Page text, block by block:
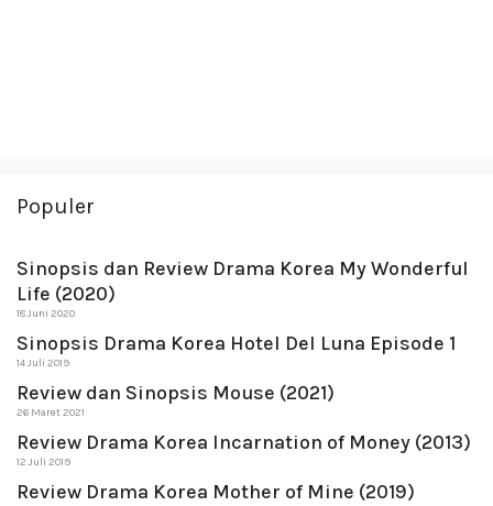
Populer
Sinopsis dan Review Drama Korea My Wonderful
Life (2020)
18 Juni 2020
Sinopsis Drama Korea Hotel Del Luna Episode 1
14 Juli 2019
Review dan Sinopsis Mouse (2021)
26 Maret 2021
Review Drama Korea Incarnation of Money (2013)
12 Juli 2019
Review Drama Korea Mother of Mine (2019)